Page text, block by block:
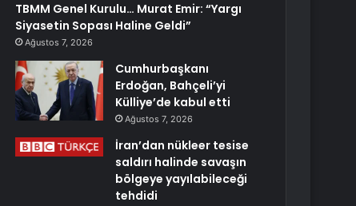
TBMM Genel Kurulu… Murat Emir: “Yargı
Siyasetin Sopası Haline Geldi”
Ağustos 7, 2026
Cumhurbaşkanı
Erdoğan, Bahçeli’yi
Külliye’de kabul etti
Ağustos 7, 2026
İran’dan nükleer tesise
saldırı halinde savaşın
bölgeye yayılabileceği
tehdidi